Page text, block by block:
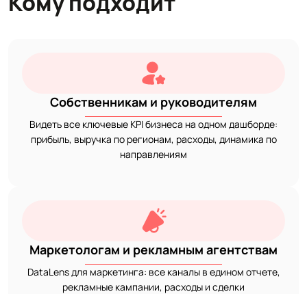
Собственникам и руководителям
Видеть все ключевые KPI бизнеса на одном дашборде:
прибыль, выручка по регионам, расходы, динамика по
направлениям
Маркетологам и рекламным агентствам
DataLens для маркетинга: все каналы в едином отчете,
рекламные кампании, расходы и сделки